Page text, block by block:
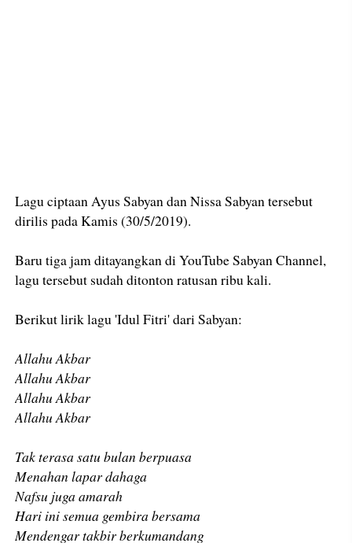
Lagu ciptaan Ayus Sabyan dan Nissa Sabyan tersebut
dirilis pada Kamis (30/5/2019).
Baru tiga jam ditayangkan di YouTube Sabyan Channel,
lagu tersebut sudah ditonton ratusan ribu kali.
Berikut lirik lagu 'Idul Fitri' dari Sabyan:
Allahu Akbar
Allahu Akbar
Allahu Akbar
Allahu Akbar
Tak terasa satu bulan berpuasa
Menahan lapar dahaga
Nafsu juga amarah
Hari ini semua gembira bersama
Mendengar takbir berkumandang